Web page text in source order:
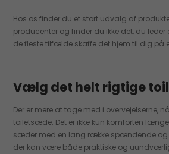
Hos os finder du et stort udvalg af
producenter og finder du ikke det, du leder
de fleste tilfælde skaffe det hjem til dig på
Vælg det helt rigtige
Der er mere at tage med i overvejelserne,
toiletsæde. Det er ikke kun komforten
sæder med en lang række spændende og
der kan være både praktiske og